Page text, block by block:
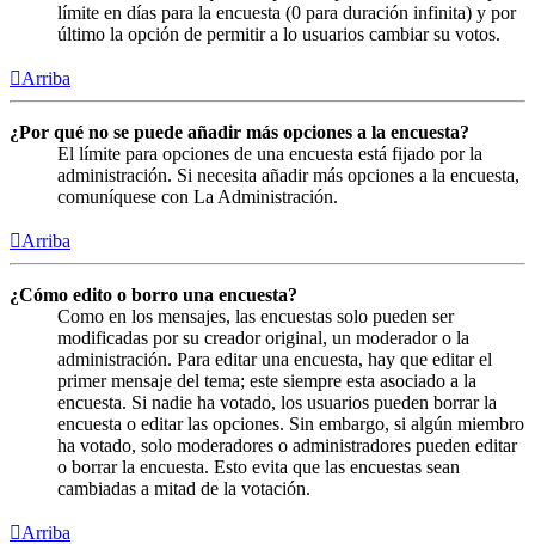
límite en días para la encuesta (0 para duración infinita) y por
último la opción de permitir a lo usuarios cambiar su votos.
Arriba
¿Por qué no se puede añadir más opciones a la encuesta?
El límite para opciones de una encuesta está fijado por la
administración. Si necesita añadir más opciones a la encuesta,
comuníquese con La Administración.
Arriba
¿Cómo edito o borro una encuesta?
Como en los mensajes, las encuestas solo pueden ser
modificadas por su creador original, un moderador o la
administración. Para editar una encuesta, hay que editar el
primer mensaje del tema; este siempre esta asociado a la
encuesta. Si nadie ha votado, los usuarios pueden borrar la
encuesta o editar las opciones. Sin embargo, si algún miembro
ha votado, solo moderadores o administradores pueden editar
o borrar la encuesta. Esto evita que las encuestas sean
cambiadas a mitad de la votación.
Arriba